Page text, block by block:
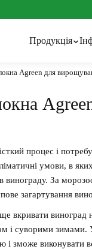
Продукція
Сітка
Інновації
Корисні
Agreen для
процес і
умови, в яких
винограду. За
загартування
вкривати
і суворими
і зможе виконувати